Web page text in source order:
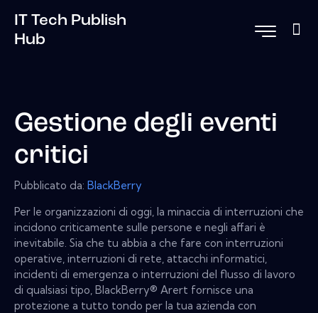
IT Tech Publish
Hub
Gestione degli eventi
critici
Pubblicato da: BlackBerry
Per le organizzazioni di oggi, la minaccia di interruzioni che
incidono criticamente sulle persone e negli affari è
inevitabile. Sia che tu abbia a che fare con interruzioni
operative, interruzioni di rete, attacchi informatici,
incidenti di emergenza o interruzioni del flusso di lavoro
di qualsiasi tipo, BlackBerry® Arert fornisce una
protezione a tutto tondo per la tua azienda con